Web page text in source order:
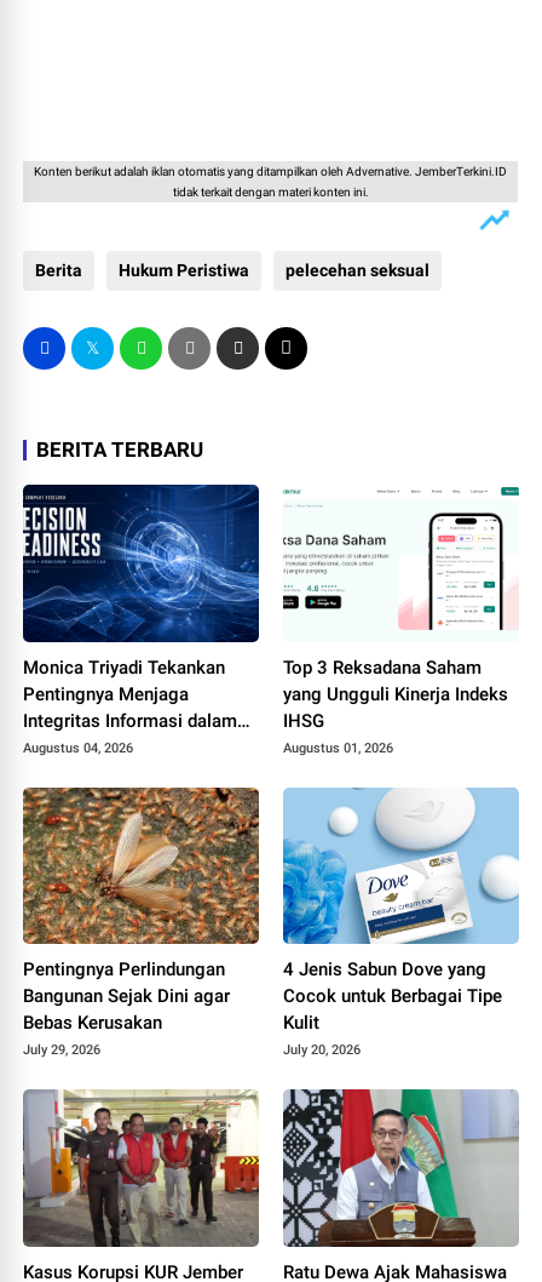
Konten berikut adalah iklan otomatis yang ditampilkan oleh Advernative. JemberTerkini.ID
tidak terkait dengan materi konten ini.
Berita Hukum Peristiwa pelecehan seksual
BERITA TERBARU
Monica Triyadi Tekankan
Pentingnya Menjaga
Integritas Informasi dalam
Riset Perusahaan ASEAN
Augustus 04, 2026
Top 3 Reksadana Saham
yang Ungguli Kinerja Indeks
IHSG
Augustus 01, 2026
Pentingnya Perlindungan
Bangunan Sejak Dini agar
Bebas Kerusakan
July 29, 2026
4 Jenis Sabun Dove yang
Cocok untuk Berbagai Tipe
Kulit
July 20, 2026
Kasus Korupsi KUR Jember Ratu Dewa Ajak Mahasiswa